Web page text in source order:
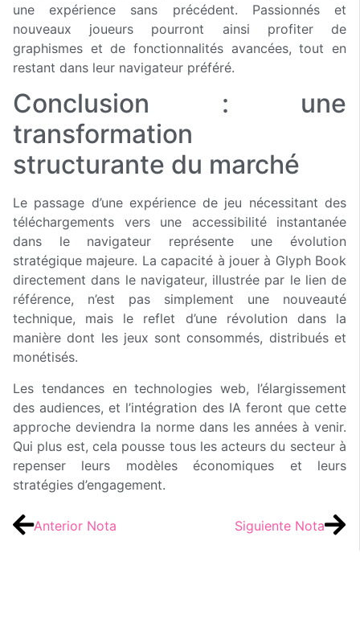
une expérience sans précédent. Passionnés et
nouveaux joueurs pourront ainsi profiter de
graphismes et de fonctionnalités avancées, tout en
restant dans leur navigateur préféré.
Conclusion : une
transformation
structurante du marché
Le passage d’une expérience de jeu nécessitant des
téléchargements vers une accessibilité instantanée
dans le navigateur représente une évolution
stratégique majeure. La capacité à jouer à Glyph Book
directement dans le navigateur, illustrée par le lien de
référence, n’est pas simplement une nouveauté
technique, mais le reflet d’une révolution dans la
manière dont les jeux sont consommés, distribués et
monétisés.
Les tendances en technologies web, l’élargissement
des audiences, et l’intégration des IA feront que cette
approche deviendra la norme dans les années à venir.
Qui plus est, cela pousse tous les acteurs du secteur à
repenser leurs modèles économiques et leurs
stratégies d’engagement.
Anterior Nota Siguiente Nota